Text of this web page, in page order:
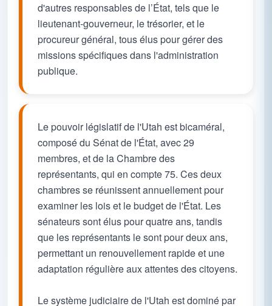
d'autres responsables de l’État, tels que le
lieutenant-gouverneur, le trésorier, et le
procureur général, tous élus pour gérer des
missions spécifiques dans l'administration
publique.
Le pouvoir législatif de l'Utah est bicaméral,
composé du Sénat de l'État, avec 29
membres, et de la Chambre des
représentants, qui en compte 75. Ces deux
chambres se réunissent annuellement pour
examiner les lois et le budget de l'État. Les
sénateurs sont élus pour quatre ans, tandis
que les représentants le sont pour deux ans,
permettant un renouvellement rapide et une
adaptation régulière aux attentes des citoyens.
Le système judiciaire de l'Utah est dominé par